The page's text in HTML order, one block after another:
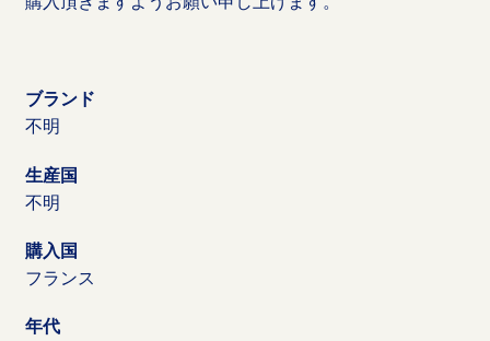
ブランド
不明
生産国
不明
購入国
フランス
年代